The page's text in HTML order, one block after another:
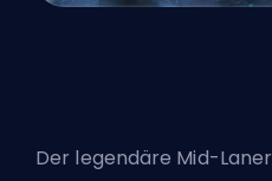
Der legendäre Mid-Laner